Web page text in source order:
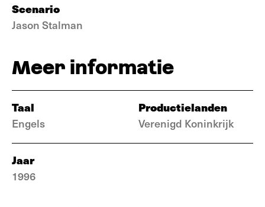
Scenario
Jason Stalman
Meer informatie
Taal
Engels
Productielanden
Verenigd Koninkrijk
Jaar
1996